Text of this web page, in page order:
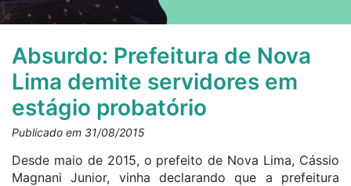
Absurdo: Prefeitura de Nova
Lima demite servidores em
estágio probatório
Publicado em 31/08/2015
Desde maio de 2015, o prefeito de Nova Lima, Cássio
Magnani Junior, vinha declarando que a prefeitura